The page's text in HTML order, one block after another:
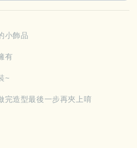
小飾品
有
~
完造型最後一步再夾上唷